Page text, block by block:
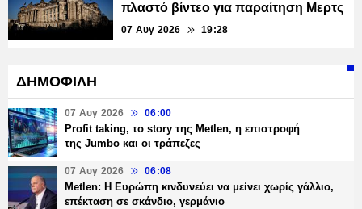
πλαστό βίντεο για παραίτηση Μερτς
07 Αυγ 2026 19:28
ΔΗΜΟΦΙΛΗ
07 Αυγ 2026 06:00
Profit taking, το story της Metlen, η επιστροφή
της Jumbo και οι τράπεζες
07 Αυγ 2026 06:08
Metlen: Η Ευρώπη κινδυνεύει να μείνει χωρίς γάλλιο,
επέκταση σε σκάνδιο, γερμάνιο